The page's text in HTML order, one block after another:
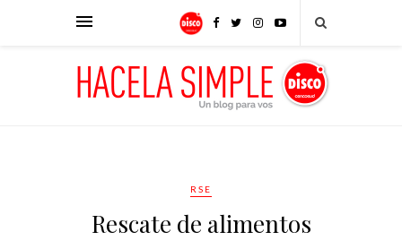
RSE
Rescate de alimentos